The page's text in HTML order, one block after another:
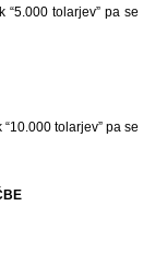
“5.000 tolarjev” pa se
tolarjev” pa se